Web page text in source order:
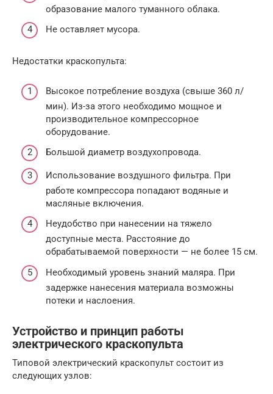
образование малого туманного облака.
Не оставляет мусора.
Недостатки краскопульта:
Высокое потребление воздуха (свыше 360 л/
мин). Из-за этого необходимо мощное и
производительное компрессорное
оборудование.
Большой диаметр воздухопровода.
Использование воздушного фильтра. При
работе компрессора попадают водяные и
масляные включения.
Неудобство при нанесении на тяжело
доступные места. Расстояние до
обрабатываемой поверхности — не более 15 см.
Необходимый уровень знаний маляра. При
задержке нанесения материала возможны
потеки и наслоения.
Устройство и принцип работы
электрического краскопульта
Типовой электрический краскопульт состоит из
следующих узлов: